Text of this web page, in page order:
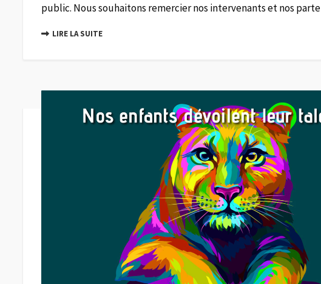
public. Nous souhaitons remercier nos intervenants et nos
LIRE LA SUITE